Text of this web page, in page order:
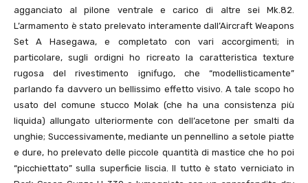
agganciato al pilone ventrale e carico di altre sei Mk. 82
L’armamento è stato prelevato interamente dall’Aircraft Weapons
Set A Hasegawa, e completato con vari accorgimenti; in
particolare, sugli ordigni ho ricreato la caratteristica texture
rugosa del rivestimento ignifugo, che “modellisticamente”
parlando fa davvero un bellissimo effetto visivo. A tale scopo ho
usato del comune stucco Molak (che ha una consistenza più
liquida) allungato ulteriormente con dell’acetone per smalti da
unghie; Successivamente, mediante un pennellino a setole piatte
e dure, ho prelevato delle piccole quantità di mastice che ho poi
“picchiettato” sulla superficie liscia. Il tutto è stato verniciato in